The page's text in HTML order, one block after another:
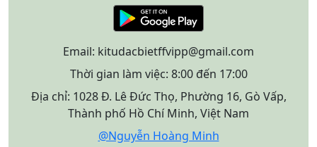
Email: kitudacbietffvipp@gmail.com
Thời gian làm việc: 8:00 đến 17:00
Địa chỉ: 1028 Đ. Lê Đức Thọ, Phường 16, Gò Vấp,
Thành phố Hồ Chí Minh, Việt Nam
@Nguyễn Hoàng Minh